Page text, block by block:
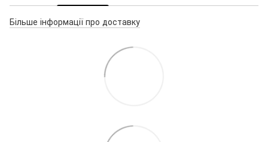
Більше інформації про доставку